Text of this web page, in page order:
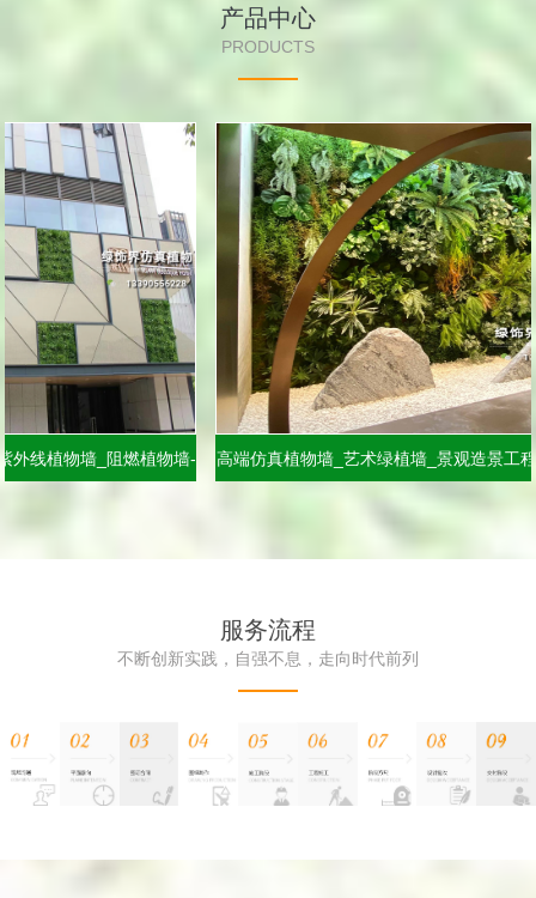
产品中心
PRODUCTS
物墙_阻燃植物墙- 高端仿真植物墙_艺术绿植墙_景观造景工程-尽在
界品牌服务商
服务流程
不断创新实践，自强不息，走向时代前列